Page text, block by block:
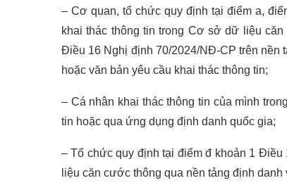
– Cơ quan, tổ chức quy định tại điểm a,
khai thác thông tin trong Cơ sở dữ liệu
Điều 16 Nghị định 70/2024/NĐ-CP trên nền
hoặc văn bản yêu cầu khai thác thông tin;
– Cá nhân khai thác thông tin của mình
tin hoặc qua ứng dụng định danh quốc gia;
– Tổ chức quy định tại điểm đ khoản 1
liệu căn cước thông qua nền tảng định